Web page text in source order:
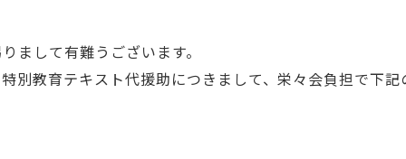
まして有難うございます。
別教育テキスト代援助につきまして、栄々会負担で下